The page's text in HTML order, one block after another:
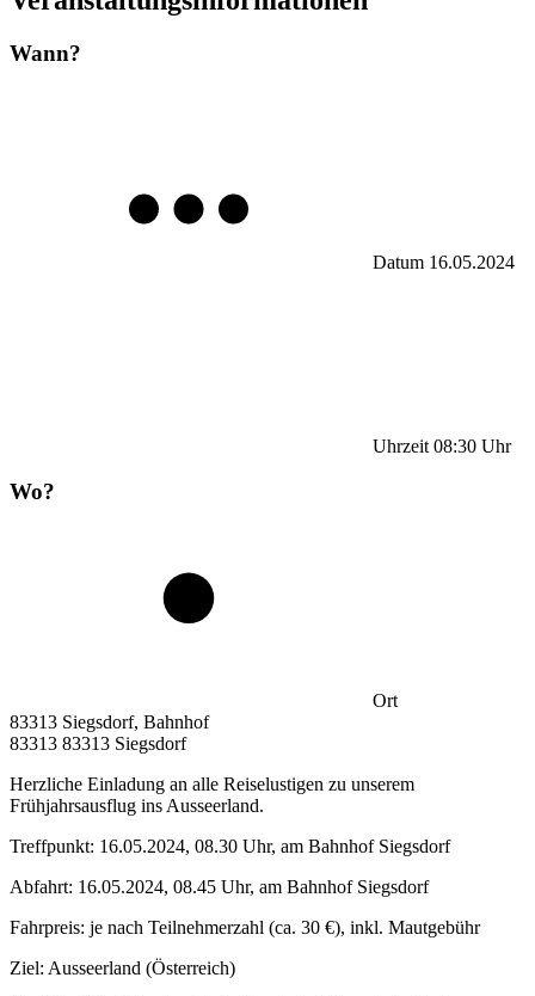
Wann?
Datum 16.05.2024
Uhrzeit 08:30 Uhr
Wo?
Ort
83313 Siegsdorf, Bahnhof
83313 83313 Siegsdorf
Herzliche Einladung an alle Reiselustigen zu unserem
Frühjahrsausflug ins Ausseerland.
Treffpunkt: 16.05.2024, 08.30 Uhr, am Bahnhof Siegsdorf
Abfahrt: 16.05.2024, 08.45 Uhr, am Bahnhof Siegsdorf
Fahrpreis: je nach Teilnehmerzahl (ca. 30 €), inkl. Mautgebühr
Ziel: Ausseerland (Österreich)